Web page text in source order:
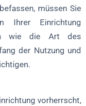
müssen Sie
Ihrer Einrichtung
wie die Art des
der Nutzung und
vorherrscht,